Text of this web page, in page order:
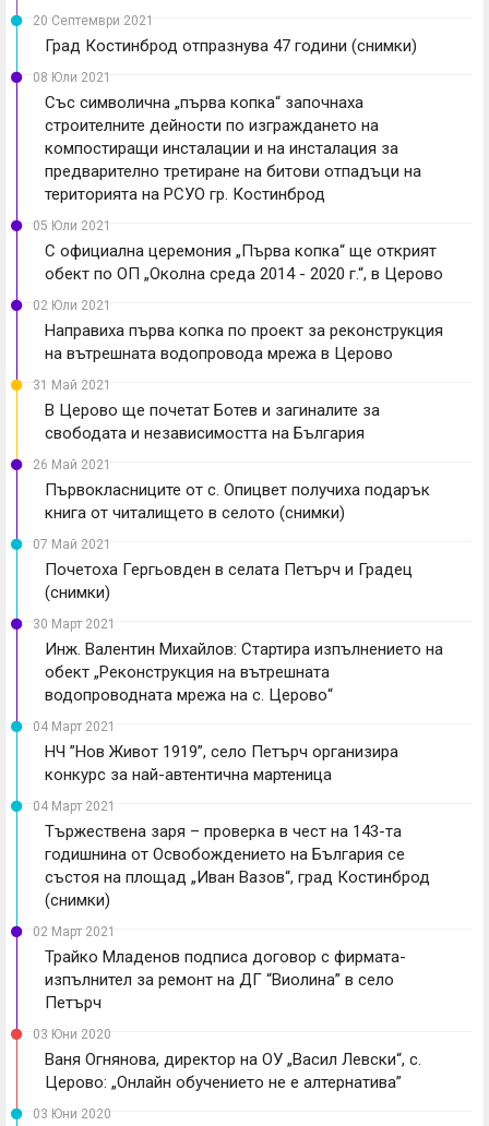
20 Септември 2021
Град Костинброд отпразнува 47 години (снимки)
08 Юли 2021
Със символична „първа копка“ започнаха
строителните дейности по изграждането на
компостиращи инсталации и на инсталация за
предварително третиране на битови отпадъци на
територията на РСУО гр. Костинброд
05 Юли 2021
С официална церемония „Първа копка“ ще открият
обект по ОП „Околна среда 2014 - 2020 г.“, в Церово
02 Юли 2021
Направиха първа копка по проект за реконструкция
на вътрешната водопровода мрежа в Церово
31 Май 2021
В Церово ще почетат Ботев и загиналите за
свободата и независимостта на България
26 Май 2021
Първокласниците от с. Опицвет получиха подарък
книга от читалището в селото (снимки)
07 Май 2021
Почетоха Гергьовден в селата Петърч и Градец
(снимки)
30 Март 2021
Инж. Валентин Михайлов: Стартира изпълнението на
обект „Реконструкция на вътрешната
водопроводната мрежа на с. Церово“
04 Март 2021
НЧ ”Нов Живот 1919”, село Петърч организира
конкурс за най-автентична мартеница
04 Март 2021
Тържествена заря – проверка в чест на 143-та
годишнина от Освобождението на България се
състоя на площад „Иван Вазов“, град Костинброд
(снимки)
02 Март 2021
Трайко Младенов подписа договор с фирмата-
изпълнител за ремонт на ДГ “Виолина” в село
Петърч
03 Юни 2020
Ваня Огнянова, директор на ОУ „Васил Левски“, с.
Церово: „Онлайн обучението не е алтернатива”
03 Юни 2020